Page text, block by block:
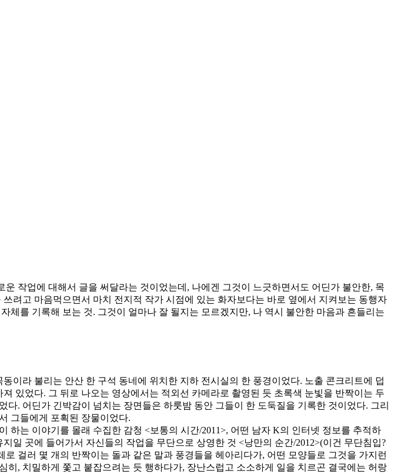
작업에 대해서 글을 써달라는 것이었는데, 나에겐 그것이 느긋하면서도 어딘가 불안한, 목
려고 마음먹으면서 마치 전지적 작가 시점에 있는 화자보다는 바로 옆에서 지켜보는 동행자
를 기록해 보는 것. 그것이 얼마나 잘 될지는 모르겠지만, 나 역시 불안한 마음과 흔들리는
이라 불리는 안산 한 구석 동네에 위치한 지하 전시실의 한 풍경이었다. 노출 콘크리트에 덥
있었다. 그 뒤로 나오는 영상에서는 적외선 카메라로 촬영된 듯 초록색 눈빛을 반짝이는 두
. 어딘가 긴박감이 넘치는 장면들은 하룻밤 동안 그들이 한 도둑질을 기록한 것이었다. 그리
그들에게 포획된 장물이었다.
는 이야기를 몰래 수집한 감청 <보통의 시간/2011>, 어떤 남자 K의 인터넷 정보를 추적하
일 곳에 들어가서 자신들의 작업을 무단으로 상영한 것 <낭만의 순간/2012>(이건 무단침입?
걸러 몇 개의 반짝이는 돌과 같은 말과 풍경들을 헤아리다가, 어떤 모양들로 그것을 가지런
, 치밀하게 쫓고 붙잡으려는 듯 행하다가, 장난스럽고 소소하게 일을 치르곤 결국에는 허랑